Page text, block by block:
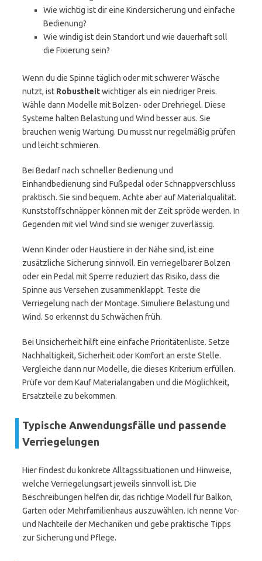
Wie wichtig ist dir eine Kindersicherung und einfache
Bedienung?
Wie windig ist dein Standort und wie dauerhaft soll
die Fixierung sein?
Wenn du die Spinne täglich oder mit schwerer Wäsche
nutzt, ist Robustheitwichtiger als ein niedriger Preis.
Wähle dann Modelle mit Bolzen- oder Drehriegel. Diese
Systeme halten Belastung und Wind besser aus. Sie
brauchen wenig Wartung. Du musst nur regelmäßig prüfen
und leicht schmieren.
Bei Bedarf nach schneller Bedienung und
Einhandbedienung sind Fußpedal oder Schnappverschluss
praktisch. Sie sind bequem. Achte aber auf Materialqualität.
Kunststoffschnäpper können mit der Zeit spröde werden. In
Gegenden mit viel Wind sind sie weniger zuverlässig.
Wenn Kinder oder Haustiere in der Nähe sind, ist eine
zusätzliche Sicherung sinnvoll. Ein verriegelbarer Bolzen
oder ein Pedal mit Sperre reduziert das Risiko, dass die
Spinne aus Versehen zusammenklappt. Teste die
Verriegelung nach der Montage. Simuliere Belastung und
Wind. So erkennst du Schwächen früh.
Bei Unsicherheit hilft eine einfache Prioritätenliste. Setze
Nachhaltigkeit, Sicherheit oder Komfort an erste Stelle.
Vergleiche dann nur Modelle, die dieses Kriterium erfüllen.
Prüfe vor dem Kauf Materialangaben und die Möglichkeit,
Ersatzteile zu bekommen.
Typische Anwendungsfälle und passende
Verriegelungen
Hier findest du konkrete Alltagssituationen und Hinweise,
welche Verriegelungsart jeweils sinnvoll ist. Die
Beschreibungen helfen dir, das richtige Modell für Balkon,
Garten oder Mehrfamilienhaus auszuwählen. Ich nenne Vor-
und Nachteile der Mechaniken und gebe praktische Tipps
zur Sicherung und Pflege.